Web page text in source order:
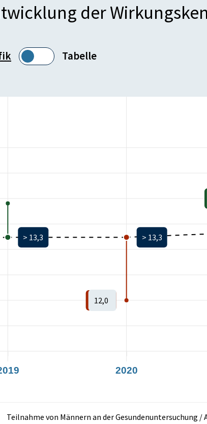
der
Tabelle
2020
> 13,3
12,0
> 13,3
Teilnahme von Männern an der Gesundenuntersuchung /